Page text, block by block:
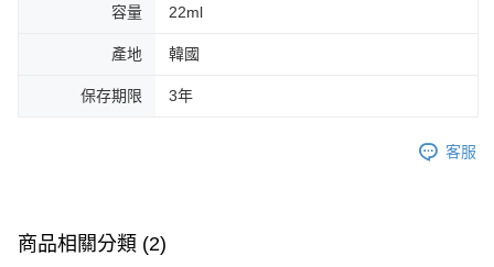
容量 22ml
產地 韓國
保存期限 3年
客服
商品相關分類 (2)